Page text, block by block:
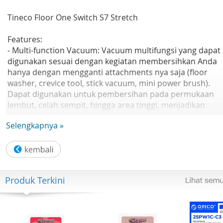
Tineco Floor One Switch S7 Stretch
Features:
- Multi-function Vacuum: Vacuum multifungsi yang dapat
digunakan sesuai dengan kegiatan membersihkan Anda
hanya dengan mengganti attachments nya saja (floor
washer, crevice tool, stick vacuum, mini power brush).
Dapat digunakan untuk pembersihan pada permukaan
lembut, celah sempit, hingga area tinggi, menjadikan
pembersihan yang sempurna.
rambut untuk menghindari kekusutan pada mesin,
sementara straight scraper membersihkan air kotor dan
rambut dengan efisian. Kedua scraper didesain sejajar
dengan rol sikat dan tetap dengan kondisi rapat untuk
menjaga performa antikusut yang tahan lama
- Flashdry Self - Cleaning System: Fitur membersihkan
roll-nya sendiri dalam sekali pencet dengan 85? air panas
Selengkapnya »
Produk Terkini